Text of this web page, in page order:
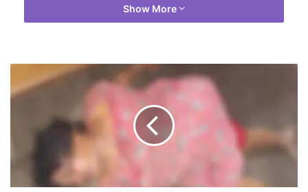
ये दोनों एस्केलेटर की ओर जा रहे थे, जब पांचवी मंजिल के ऊपर जो लोहे की ग्रिल
गयी है। मामले की जाँच की जा रही है।
बड़ा हादसा
Show More